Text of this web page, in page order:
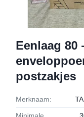
Eenlaag 80
postzakjes
Merknaam: